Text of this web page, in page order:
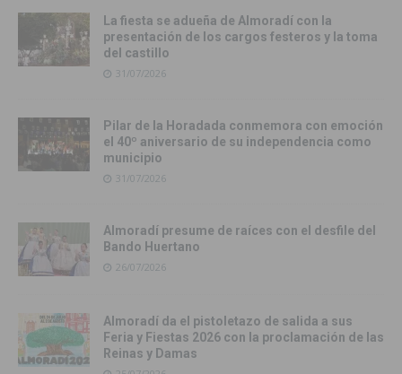
La fiesta se adueña de Almoradí con la
presentación de los cargos festeros y la toma
del castillo
31/07/2026
Pilar de la Horadada conmemora con emoción
el 40º aniversario de su independencia como
municipio
31/07/2026
Almoradí presume de raíces con el desfile del
Bando Huertano
26/07/2026
Almoradí da el pistoletazo de salida a sus
Feria y Fiestas 2026 con la proclamación de las
Reinas y Damas